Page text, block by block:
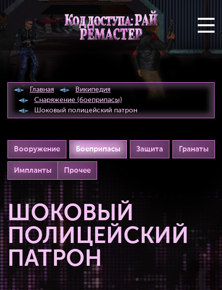
Главная
Википедия
Снаряжение (боеприпасы)
Шоковый полицейский патрон
Вооружение Боеприпасы Защита Гранаты
Импланты Прочее
ШОКОВЫЙ
ПОЛИЦЕЙСКИЙ
ПАТРОН